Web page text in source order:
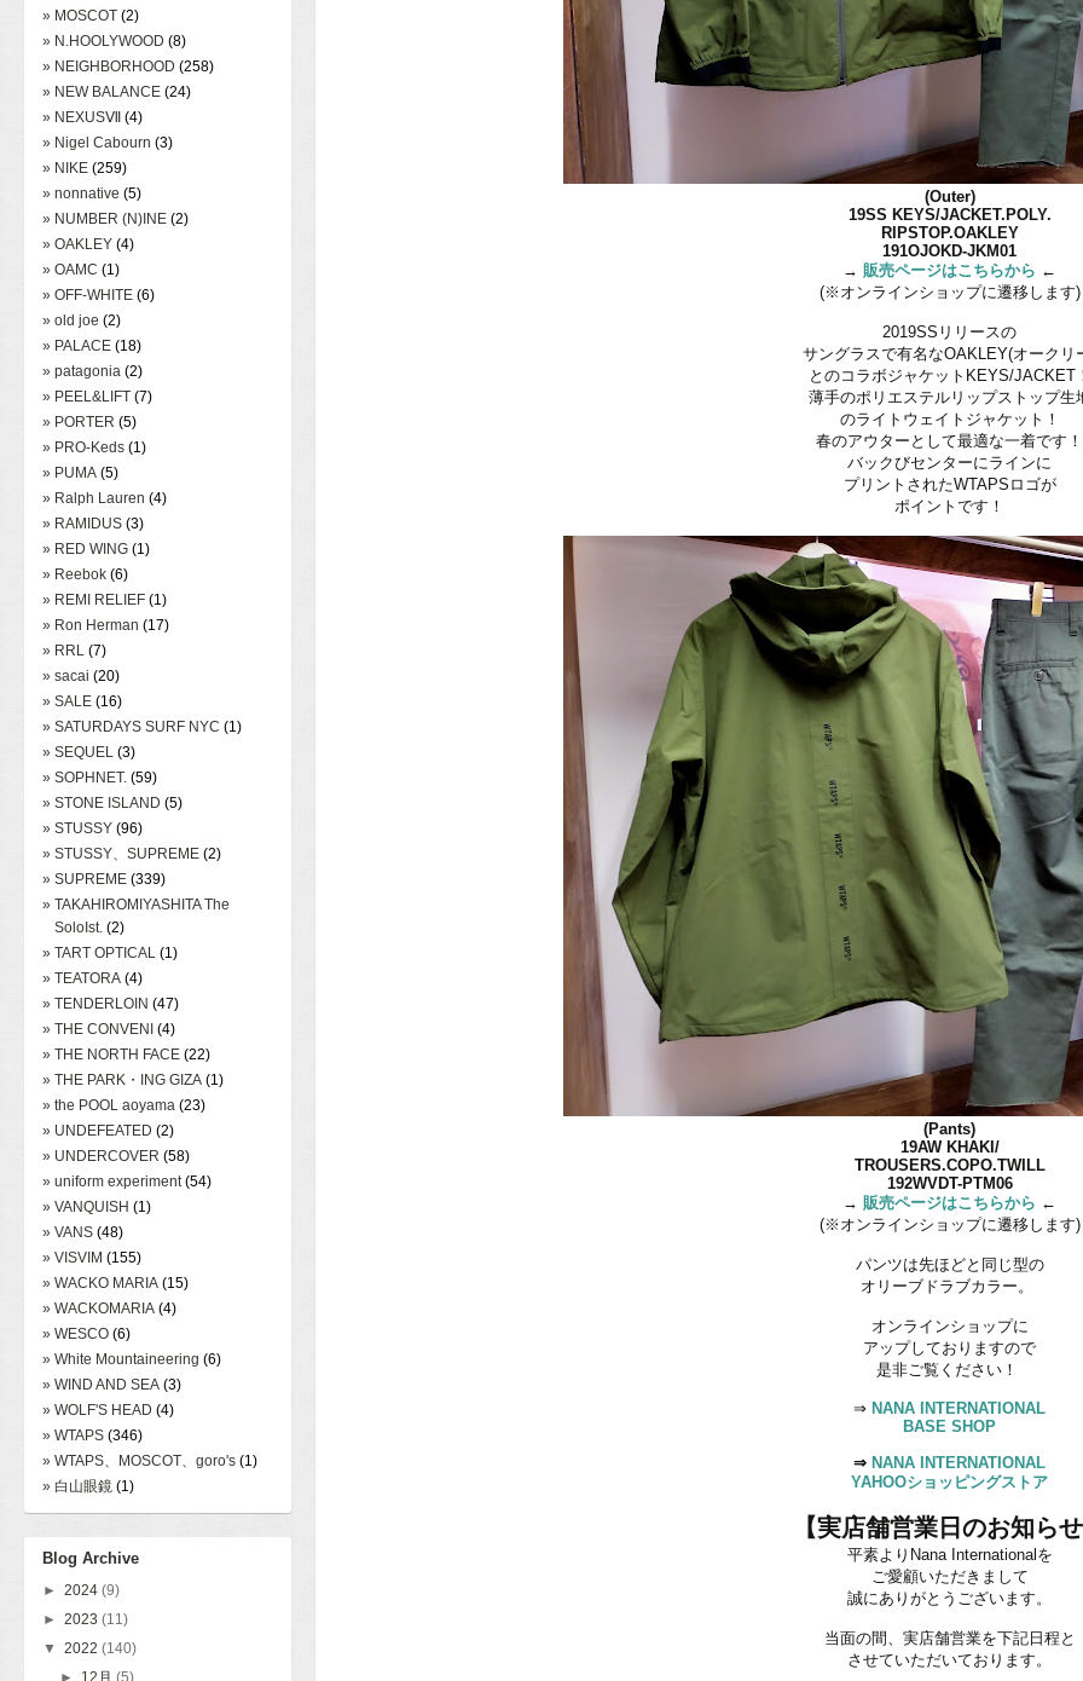
» MOSCOT (2)
» N.HOOLYWOOD (8)
» NEIGHBORHOOD (258)
» NEW BALANCE (24)
» NEXUSⅦ (4)
» Nigel Cabourn (3)
» NIKE (259)
» nonnative (5)
» NUMBER (N)INE (2)
» OAKLEY (4)
» OAMC (1)
» OFF-WHITE (6)
» old joe (2)
» PALACE (18)
» patagonia (2)
» PEEL&LIFT (7)
» PORTER (5)
» PRO-Keds (1)
» PUMA (5)
» Ralph Lauren (4)
» RAMIDUS (3)
» RED WING (1)
» Reebok (6)
» REMI RELIEF (1)
» Ron Herman (17)
» RRL (7)
» sacai (20)
» SALE (16)
» SATURDAYS SURF NYC (1)
» SEQUEL (3)
» SOPHNET. (59)
» STONE ISLAND (5)
» STUSSY (96)
» STUSSY、SUPREME (2)
» SUPREME (339)
» TAKAHIROMIYASHITA The
SoloIst. (2)
» TART OPTICAL (1)
» TEATORA (4)
» TENDERLOIN (47)
» THE CONVENI (4)
» THE NORTH FACE (22)
» THE PARK・ING GIZA (1)
» the POOL aoyama (23)
» UNDEFEATED (2)
» UNDERCOVER (58)
» uniform experiment (54)
» VANQUISH (1)
» VANS (48)
» VISVIM (155)
» WACKO MARIA (15)
» WACKOMARIA (4)
» WESCO (6)
» White Mountaineering (6)
» WIND AND SEA (3)
» WOLF'S HEAD (4)
» WTAPS (346)
» WTAPS、MOSCOT、goro's (1)
» 白山眼鏡 (1)
Blog Archive
► 2024 (9)
► 2023 (11)
▼ 2022 (140)
► 12月(5)
(Outer)
19SS KEYS/JACKET.POLY.
RIPSTOP.OAKLEY
191OJOKD-JKM01
→販売ページはこちらから ←
(※オンラインショップに遷移します)
2019SSリリースの
サングラスで有名なOAKLEY(オークリ
とのコラボジャケットKEYS/JACKET
薄手のポリエステルリップストップ生
のライトウェイトジャケット！
春のアウターとして最適な一着です！
バックびセンターにラインに
プリントされたWTAPSロゴが
ポイントです！
(Pants)
19AW KHAKI/
TROUSERS.COPO.TWILL
192WVDT-PTM06
→販売ページはこちらから ←
(※オンラインショップに遷移します)
パンツは先ほどと同じ型の
オリーブドラブカラー。
オンラインショップに
アップしておりますので
是非ご覧ください！
⇒ NANA INTERNATIONAL
BASE SHOP
⇒ NANA INTERNATIONAL
YAHOOショッピングストア
【実店舗営業日のお知ら
平素よりNana Internationalを
ご愛顧いただきまして
誠にありがとうございます。
当面の間、実店舗営業を下記日程と
させていただいております。